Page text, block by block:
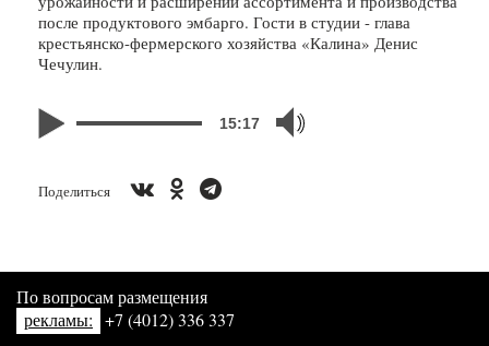
после продуктового эмбарго. Гости в студии - глава
крестьянско-фермерского хозяйства «Калина» Денис
Чечулин.
15:17
Поделиться
По вопросам размещения
рекламы: +7 (4012) 336 337